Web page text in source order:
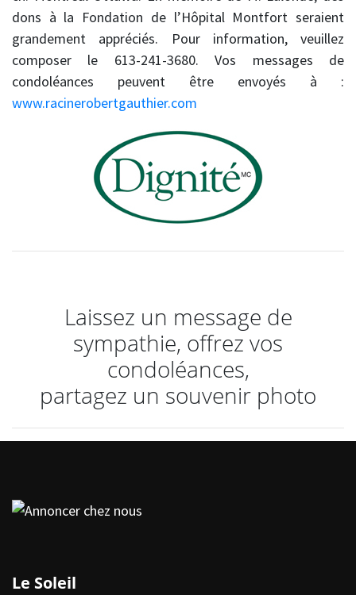
dons à la Fondation de l’Hôpital Montfort seraient
grandement appréciés. Pour information, veuillez
composer le 613-241-3680. Vos messages de
condoléances peuvent être envoyés à :
www.racinerobertgauthier.com
Laissez un message de
sympathie, offrez vos
condoléances,
partagez un souvenir photo
Le Soleil